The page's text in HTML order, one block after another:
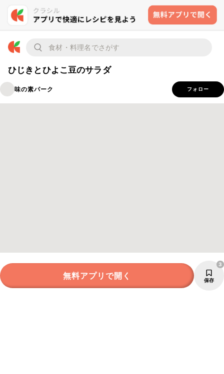
ひじきとひよこ豆のサラダ
味の素パーク フォロー
無料アプリで開く 保存
3